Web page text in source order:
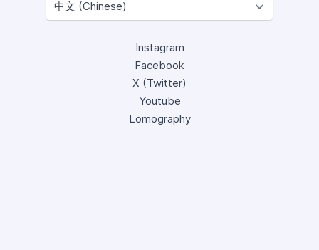
Instagram
Facebook
X (Twitter)
Youtube
Lomography